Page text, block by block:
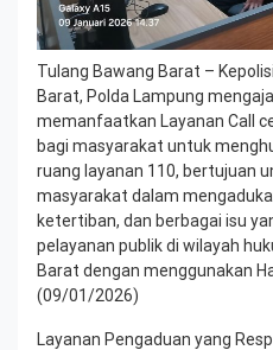
Tulang Bawang Barat –
Barat, Polda Lampung
memanfaatkan Layanan Call
bagi masyarakat untuk
ruang layanan 110, bertujuan
masyarakat dalam
ketertiban, dan berbagai isu
pelayanan publik di wilayah
Barat dengan menggunakan
(09/01/2026)
Layanan Pengaduan yang